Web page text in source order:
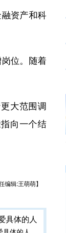
资产和科
位。随着
大范围调
向一个结
编辑:王萌萌】